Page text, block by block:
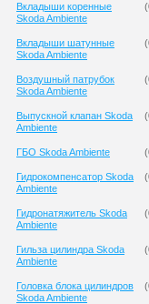
Вкладыши коренные
Skoda Ambiente
(
Вкладыши шатунные
Skoda Ambiente
(
Воздушный патрубок
Skoda Ambiente
(
Выпускной клапан Skoda
Ambiente
(
ГБО Skoda Ambiente (
Гидрокомпенсатор Skoda
Ambiente
(
Гидронатяжитель Skoda
Ambiente
(
Гильза цилиндра Skoda
Ambiente
(
Головка блока цилиндров
Skoda Ambiente
(